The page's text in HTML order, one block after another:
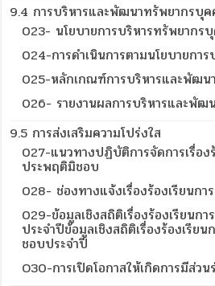
9.4 การบริหารและพัฒนาทรัพยากรบุค
023- นโยบายการบริหารทรัพยากร
024-การดำเนินการตามนโยบายกา
025-หลักเกณฑ์การบริหารและพัฒน
026- รายงานผลการบริหารและพัฒ
9.5 การส่งเสริมความโปร่งใส
027-แนวทางปฏิบัติการจัดการเรื่อง
ประพฤติมิชอบ
028- ช่องทางแจ้งเรื่องร้องเรียนก
029-ข้อมูลเชิงสถิติเรื่องร้องเรียนก
ประจำปีข้อมูลเชิงสถิติเรื่องร้องเรีย
ชอบประจำปี
O30-การเปิดโอกาสให้เกิดการมีส่วน